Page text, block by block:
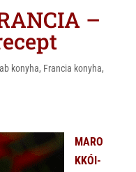
–
konyha, Francia konyha,
MARO
KKÓI-